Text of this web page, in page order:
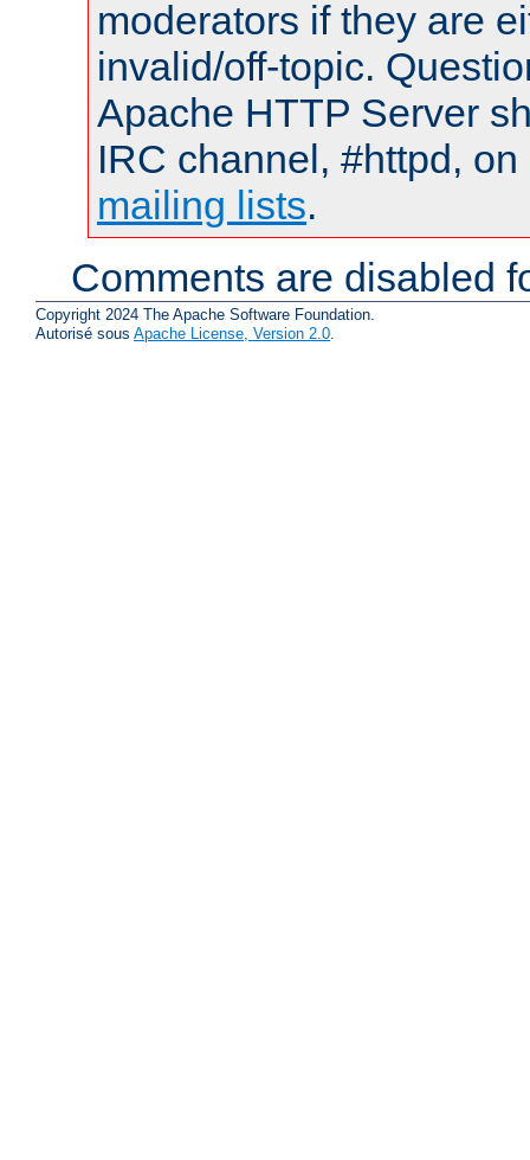
moderators if they are
invalid/off-topic.
Apache HTTP Server
IRC channel, #httpd,
mailing lists.
Comments are disabled
Copyright 2024 The Apache Software Foundation.
Autorisé sous Apache License, Version 2.0